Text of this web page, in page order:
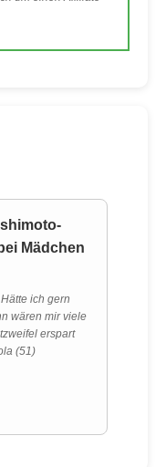
Mädchen
ich gern
wären mir viele
erspart
(51)